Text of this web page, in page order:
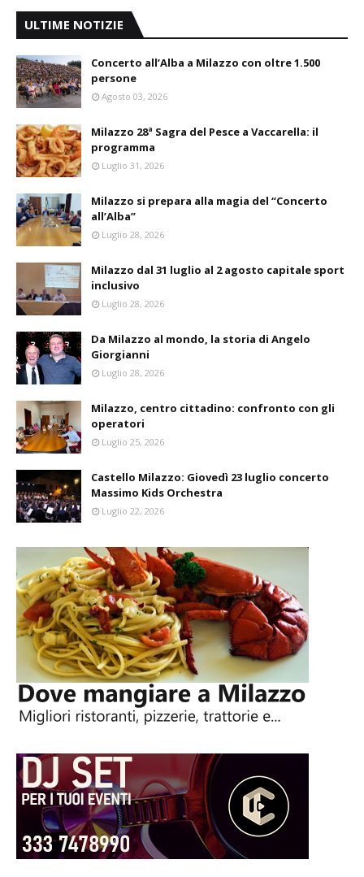
ULTIME NOTIZIE
Concerto all’Alba a Milazzo con oltre 1.500
persone
Agosto 03, 2026
Milazzo 28ª Sagra del Pesce a Vaccarella: il
programma
Luglio 31, 2026
Milazzo si prepara alla magia del “Concerto
all’Alba”
Luglio 28, 2026
Milazzo dal 31 luglio al 2 agosto capitale sport
inclusivo
Luglio 28, 2026
Da Milazzo al mondo, la storia di Angelo
Giorgianni
Luglio 28, 2026
Milazzo, centro cittadino: confronto con gli
operatori
Luglio 25, 2026
Castello Milazzo: Giovedì 23 luglio concerto
Massimo Kids Orchestra
Luglio 22, 2026